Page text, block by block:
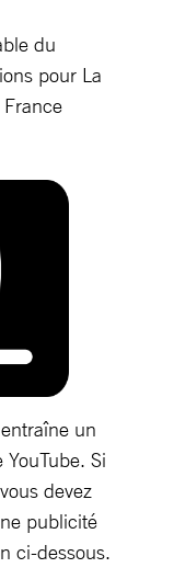
du
pour La
un
Si
devez
publicité
ci-dessous.